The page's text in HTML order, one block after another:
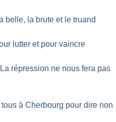
belle, la brute et le truand
lutter et pour vaincre
répression ne nous fera pas
à Cherbourg pour dire non